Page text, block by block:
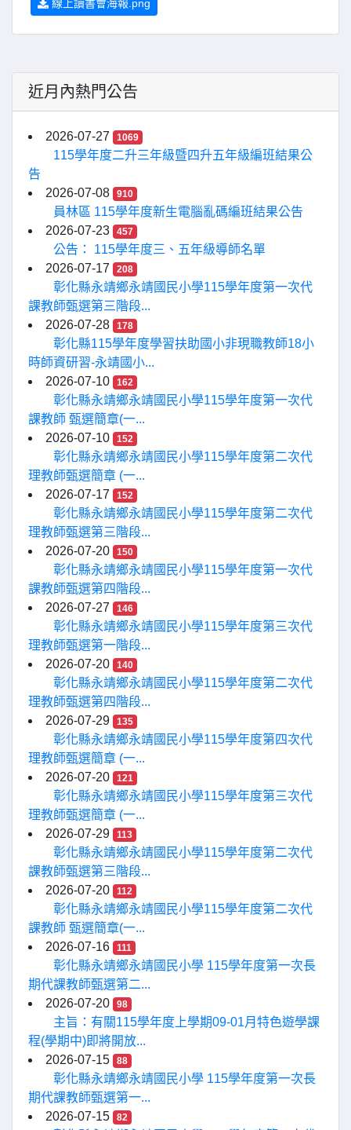
線上讀書會海報.png
近月內熱門公告
2026-07-27 1069
115學年度二升三年級暨四升五年級編班結果公
告
2026-07-08
910
員林區 115學年度新生電腦亂碼編班結果公告
2026-07-23
457
公告： 115學年度三、五年級導師名單
2026-07-17
208
彰化縣永靖鄉永靖國民小學115學年度第一次代
課教師甄選第三階段...
2026-07-28
178
彰化縣115學年度學習扶助國小非現職教師18小
時師資研習-永靖國小...
2026-07-10
162
彰化縣永靖鄉永靖國民小學115學年度第一次代
課教師 甄選簡章(一...
2026-07-10
152
彰化縣永靖鄉永靖國民小學115學年度第二次代
理教師甄選簡章 (一...
2026-07-17
152
彰化縣永靖鄉永靖國民小學115學年度第二次代
理教師甄選第三階段...
2026-07-20
150
彰化縣永靖鄉永靖國民小學115學年度第一次代
課教師甄選第四階段...
2026-07-27
146
彰化縣永靖鄉永靖國民小學115學年度第三次代
理教師甄選第一階段...
2026-07-20
140
彰化縣永靖鄉永靖國民小學115學年度第二次代
理教師甄選第四階段...
2026-07-29
135
彰化縣永靖鄉永靖國民小學115學年度第四次代
理教師甄選簡章 (一...
2026-07-20
121
彰化縣永靖鄉永靖國民小學115學年度第三次代
理教師甄選簡章 (一...
2026-07-29
113
彰化縣永靖鄉永靖國民小學115學年度第二次代
課教師甄選第三階段...
2026-07-20
112
彰化縣永靖鄉永靖國民小學115學年度第二次代
課教師 甄選簡章(一...
2026-07-16
111
彰化縣永靖鄉永靖國民小學 115學年度第一次長
期代課教師甄選第二...
2026-07-20
98
主旨：有關115學年度上學期09-01月特色遊學課
程(學期中)即將開放...
2026-07-15
88
彰化縣永靖鄉永靖國民小學 115學年度第一次長
期代課教師甄選第一...
2026-07-15
82